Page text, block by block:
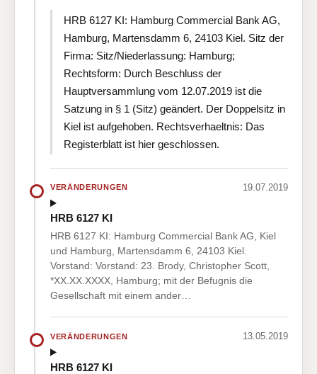
HRB 6127 KI: Hamburg Commercial Bank AG,
Hamburg, Martensdamm 6, 24103 Kiel. Sitz der
Firma: Sitz/Niederlassung: Hamburg;
Rechtsform: Durch Beschluss der
Hauptversammlung vom 12.07.2019 ist die
Satzung in § 1 (Sitz) geändert. Der Doppelsitz in
Kiel ist aufgehoben. Rechtsverhaeltnis: Das
Registerblatt ist hier geschlossen.
VERÄNDERUNGEN 19.07.2019
HRB 6127 KI
HRB 6127 KI: Hamburg Commercial Bank AG, Kiel
und Hamburg, Martensdamm 6, 24103 Kiel.
Vorstand: Vorstand: 23. Brody, Christopher Scott,
*XX.XX.XXXX, Hamburg; mit der Befugnis die
Gesellschaft mit einem ander…
VERÄNDERUNGEN 13.05.2019
HRB 6127 KI